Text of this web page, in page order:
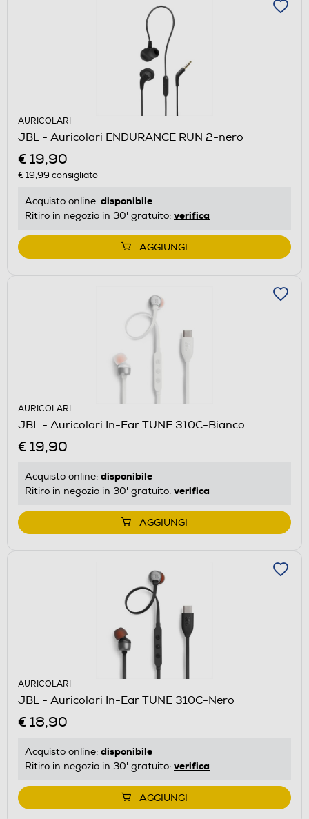
AURICOLARI
JBL - Auricolari ENDURANCE RUN 2-nero
€ 19,90
€ 19,99 consigliato
Acquisto online: disponibile
Ritiro in negozio in 30' gratuito: verifica
AGGIUNGI
AURICOLARI
JBL - Auricolari In-Ear TUNE 310C-Bianco
€ 19,90
Acquisto online: disponibile
Ritiro in negozio in 30' gratuito: verifica
AGGIUNGI
AURICOLARI
JBL - Auricolari In-Ear TUNE 310C-Nero
€ 18,90
Acquisto online: disponibile
Ritiro in negozio in 30' gratuito: verifica
AGGIUNGI